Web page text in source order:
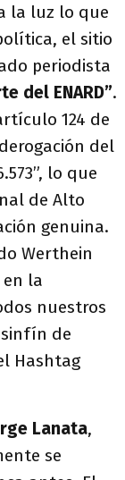
la luz lo que
el sitio
periodista
del ENARD”.
124 de
del
lo que
de Alto
genuina.
Werthein
la
nuestros
de
Hashtag
Lanata,
se